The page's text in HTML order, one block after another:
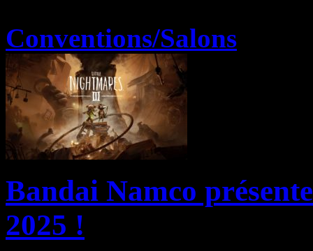
Conventions/Salons
Bandai Namco
2025 !